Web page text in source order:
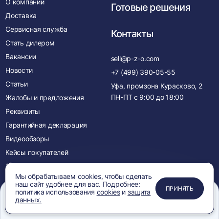
ПРИМЕНИТЬ
ЗАКРЫТЬ
ЗАКРЫТЬ
ЗАКРЫТЬ
Мы обрабатываем cookies, чтобы сделать
наш сайт удобнее для вас. Подробнее:
политика использования cookiesи защита
данных.
ПРИНЯТЬ
О компании
Доставка
Сервисная служба
Стать дилером
Вакансии
Новости
Статьи
Жалобы и предложения
Реквизиты
Гарантийная декларация
Видеообзоры
Кейсы покупателей
Лицензии и сертификаты
Менеджеры
Акции
Новинки
Готовые решения
Контакты
sell@p-z-o.com
+7 (499) 390-05-55
Уфа, промзона Курасково, 2
ПН-ПТ с 9:00 до 18:00